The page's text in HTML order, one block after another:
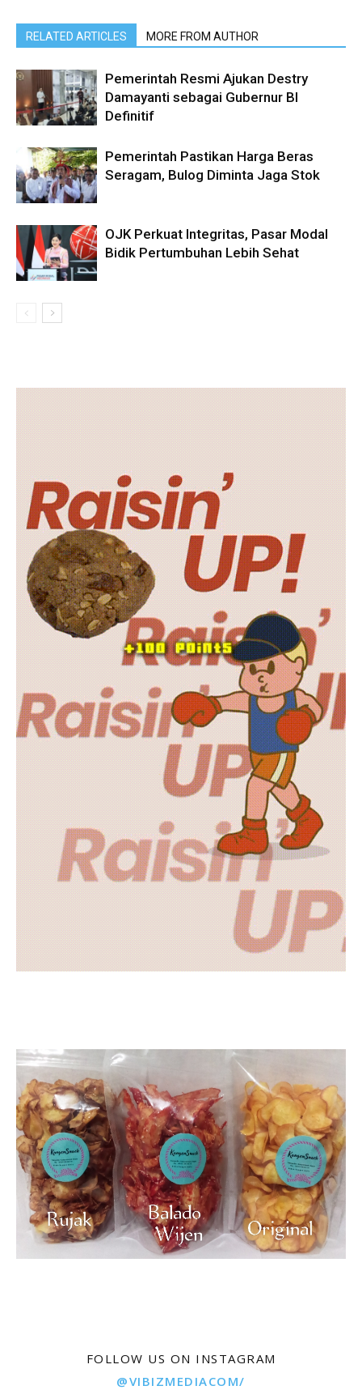
RELATED ARTICLES MORE FROM AUTHOR
Pemerintah Resmi Ajukan Destry
Damayanti sebagai Gubernur BI
Definitif
Pemerintah Pastikan Harga Beras
Seragam, Bulog Diminta Jaga Stok
OJK Perkuat Integritas, Pasar Modal
Bidik Pertumbuhan Lebih Sehat
FOLLOW US ON INSTAGRAM
@VIBIZMEDIACOM/